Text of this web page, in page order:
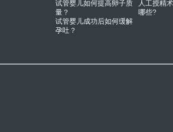
试管婴儿如何提高卵子质
量？
试管婴儿成功后如何缓解
孕吐？
人工授精
哪些?